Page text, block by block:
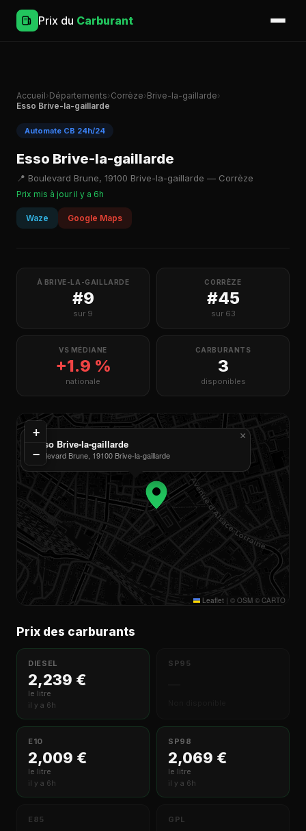
Prix du Carburant
Accueil›Départements›Corrèze›Brive-la-gaillarde›
Esso Brive-la-gaillarde
Automate CB 24h/24
Esso Brive-la-gaillarde
📍 Boulevard Brune, 19100 Brive-la-gaillarde — Corrèze
Prix mis à jour il y a 6h
Waze Google Maps
À BRIVE-LA-GAILLARDE
#9
sur 9
CORRÈZE
#45
sur 63
VS MÉDIANE
+1.9 %
nationale
CARBURANTS
3
disponibles
Esso Brive-la-gaillarde
Boulevard Brune, 19100 Brive-la-gaillarde
×
+
−
Leaflet | © OSM © CARTO
Prix des carburants
DIESEL
2,239 €
le litre
il y a 6h
SP95
E10
2,009 €
le litre
il y a 6h
SP98
2,069 €
le litre
il y a 6h
E85 GPL